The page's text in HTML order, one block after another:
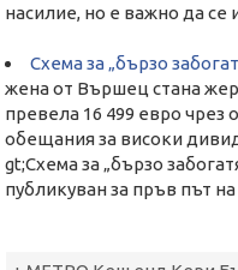
насилие, но е важно да се
Схема за „бързо
жена от Вършец стана
превела 16 499 евро чрез
обещания за високи
gt;Схема за „бързо
публикуван за пръв път